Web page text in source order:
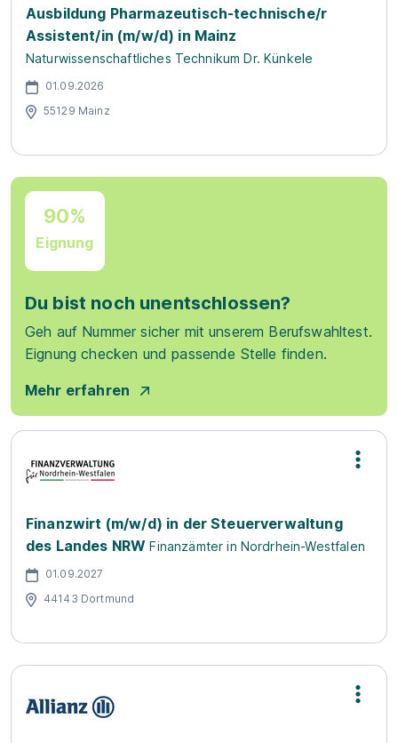
Ausbildung Pharmazeutisch-technische/r
Assistent/in (m/w/d) in Mainz
Naturwissenschaftliches Technikum Dr. Künkele
01.09.2026
55129 Mainz
90%
Eignung
Du bist noch unentschlossen?
Geh auf Nummer sicher mit unserem Berufswahltest.
Eignung checken und passende Stelle finden.
Mehr erfahren
Finanzwirt (m/w/d) in der Steuerverwaltung
des Landes NRW Finanzämter in Nordrhein-Westfalen
01.09.2027
44143 Dortmund